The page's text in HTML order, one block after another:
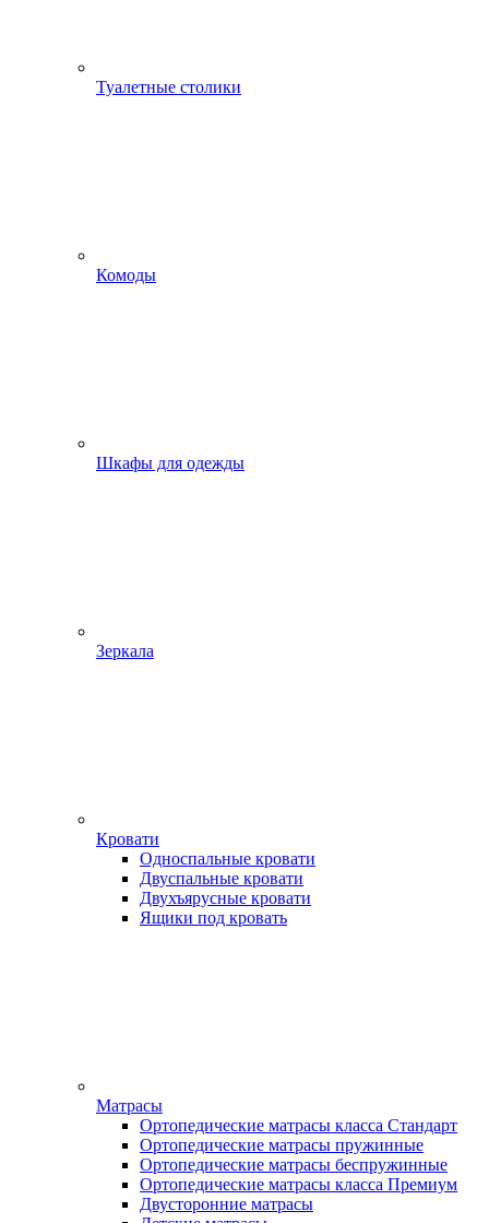
Туалетные столики
Комоды
Шкафы для одежды
Зеркала
Кровати
Односпальные кровати
Двуспальные кровати
Двухъярусные кровати
Ящики под кровать
Матрасы
Ортопедические матрасы класса Стандарт
Ортопедические матрасы пружинные
Ортопедические матрасы беспружинные
Ортопедические матрасы класса Премиум
Двусторонние матрасы